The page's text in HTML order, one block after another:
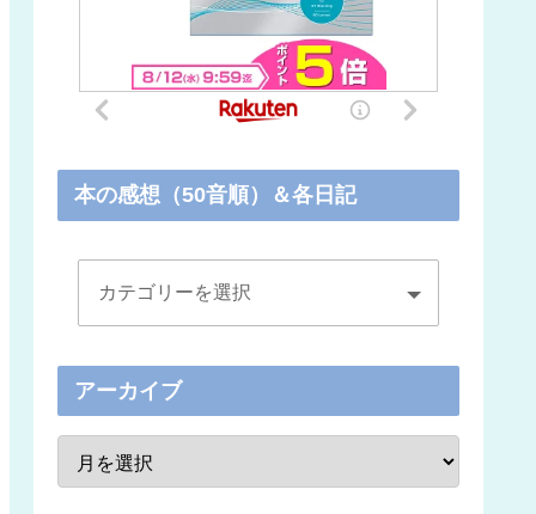
本の感想（50音順）＆各日記
アーカイブ